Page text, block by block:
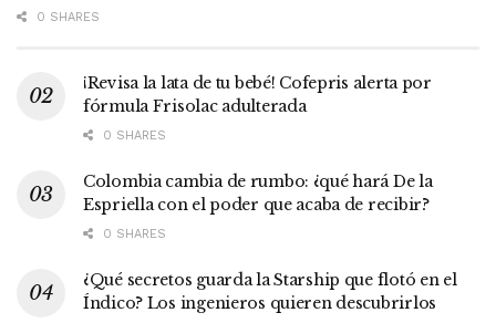
0 SHARES
¡Revisa la lata de tu bebé! Cofepris alerta por
fórmula Frisolac adulterada
0 SHARES
Colombia cambia de rumbo: ¿qué hará De la
Espriella con el poder que acaba de recibir?
0 SHARES
¿Qué secretos guarda la Starship que flotó en el
Índico? Los ingenieros quieren descubrirlos